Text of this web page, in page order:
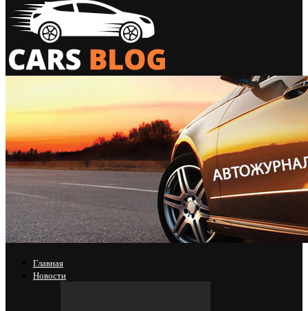
Главная
Новости